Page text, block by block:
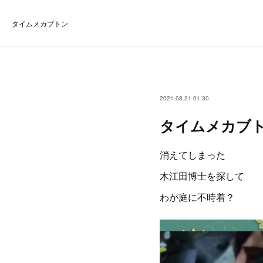
タイムメカブトン
2021.08.21 01:30
タイムメカブ
消えてしまった
木江田博士を探して
わが庭に不時着？